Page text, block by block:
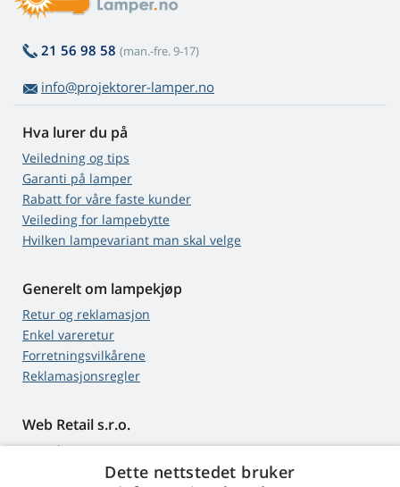
21 56 98 58 (man.-fre. 9-17)
info@projektorer-lamper.no
Hva lurer du på
Veiledning og tips
Garanti på lamper
Rabatt for våre faste kunder
Veileding for lampebytte
Hvilken lampevariant man skal velge
Generelt om lampekjøp
Retur og reklamasjon
Enkel vareretur
Forretningsvilkårene
Reklamasjonsregler
Web Retail s.r.o.
Kontakt
Dette nettstedet bruker